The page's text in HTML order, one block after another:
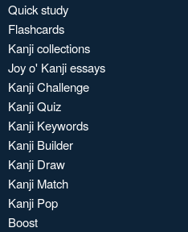
Quick study
Flashcards
Kanji collections
Joy o' Kanji essays
Kanji Challenge
Kanji Quiz
Kanji Keywords
Kanji Builder
Kanji Draw
Kanji Match
Kanji Pop
Boost